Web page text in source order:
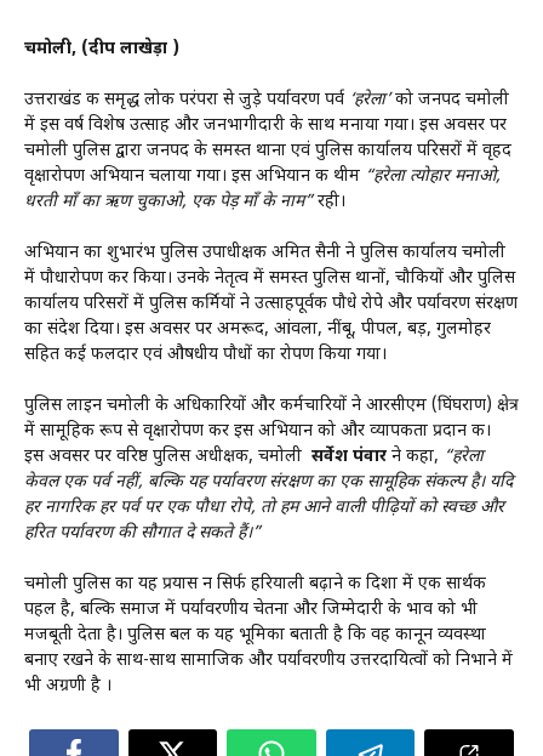
चमोली, (प्रदीप लाखेड़ा )
उत्तराखंड की समृद्ध लोक परंपरा से जुड़े पर्यावरण पर्व ‘हरेला’को जनपद चमोली
में इस वर्ष विशेष उत्साह और जनभागीदारी के साथ मनाया गया। इस अवसर पर
चमोली पुलिस द्वारा जनपद के समस्त थाना एवं पुलिस कार्यालय परिसरों में वृहद
वृक्षारोपण अभियान चलाया गया। इस अभियान की थीम “हरेला त्योहार मनाओ,
धरती माँ का ऋण चुकाओ, एक पेड़ माँ के नाम”रही।
अभियान का शुभारंभ पुलिस उपाधीक्षक अमित सैनी ने पुलिस कार्यालय चमोली
में पौधारोपण कर किया। उनके नेतृत्व में समस्त पुलिस थानों, चौकियों और पुलिस
कार्यालय परिसरों में पुलिस कर्मियों ने उत्साहपूर्वक पौधे रोपे और पर्यावरण संरक्षण
का संदेश दिया। इस अवसर पर अमरूद, आंवला, नींबू, पीपल, बड़, गुलमोहर
सहित कई फलदार एवं औषधीय पौधों का रोपण किया गया।
पुलिस लाइन चमोली के अधिकारियों और कर्मचारियों ने आरसीएम (घिंघराण) क्षेत्र
में सामूहिक रूप से वृक्षारोपण कर इस अभियान को और व्यापकता प्रदान की।
इस अवसर पर वरिष्ठ पुलिस अधीक्षक, चमोली सर्वेश पंवार ने कहा, “हरेला
केवल एक पर्व नहीं, बल्कि यह पर्यावरण संरक्षण का एक सामूहिक संकल्प है। यदि
हर नागरिक हर पर्व पर एक पौधा रोपे, तो हम आने वाली पीढ़ियों को स्वच्छ और
हरित पर्यावरण की सौगात दे सकते हैं।”
चमोली पुलिस का यह प्रयास न सिर्फ हरियाली बढ़ाने की दिशा में एक सार्थक
पहल है, बल्कि समाज में पर्यावरणीय चेतना और जिम्मेदारी के भाव को भी
मजबूती देता है। पुलिस बल की यह भूमिका बताती है कि वह कानून व्यवस्था
बनाए रखने के साथ-साथ सामाजिक और पर्यावरणीय उत्तरदायित्वों को निभाने में
भी अग्रणी है ।